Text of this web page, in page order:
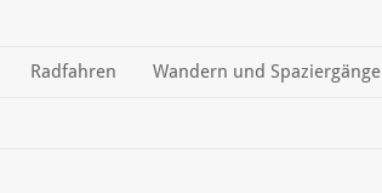
Radfahren Wandern und Spaziergänge